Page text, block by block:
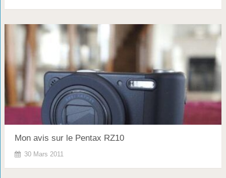
Mon avis sur le Pentax RZ10
30 Mars 2011